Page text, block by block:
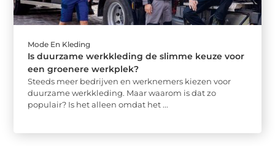
Mode En Kleding
Is duurzame werkkleding de slimme keuze voor
een groenere werkplek?
Steeds meer bedrijven en werknemers kiezen voor
duurzame werkkleding. Maar waarom is dat zo
populair? Is het alleen omdat het ...